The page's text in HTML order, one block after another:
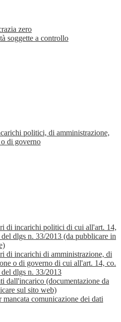
zero
soggette a controllo
politici, di amministrazione,
di governo
di incarichi politici di cui all'art. 14,
dlgs n. 33/2013 (da pubblicare in
di incarichi di amministrazione, di
o di governo di cui all'art. 14, co.
del dlgs n. 33/2013
dall'incarico (documentazione da
sul sito web)
mancata comunicazione dei dati